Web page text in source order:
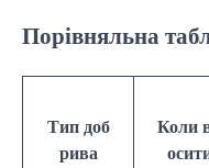
Порівняльна
Тип доб
рива
Коли